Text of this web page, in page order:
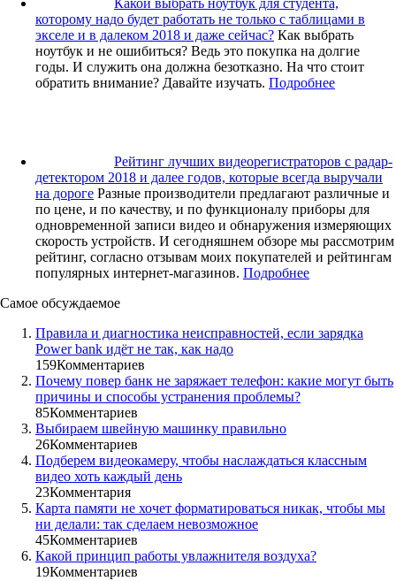
Какой выбрать ноутбук для студента,
которому надо будет работать не только с таблицами в
экселе и в далеком 2018 и даже сейчас? Как выбрать
ноутбук и не ошибиться? Ведь это покупка на долгие
годы. И служить она должна безотказно. На что стоит
обратить внимание? Давайте изучать. Подробнее
Рейтинг лучших видеорегистраторов с радар-
детектором 2018 и далее годов, которые всегда выручали
на дороге Разные производители предлагают различные и
по цене, и по качеству, и по функционалу приборы для
одновременной записи видео и обнаружения измеряющих
скорость устройств. И сегодняшнем обзоре мы рассмотрим
рейтинг, согласно отзывам моих покупателей и рейтингам
популярных интернет-магазинов. Подробнее
Самое обсуждаемое
Правила и диагностика неисправностей, если зарядка
Power bank идёт не так, как надо
159Комментариев
Почему повер банк не заряжает телефон: какие могут быть
причины и способы устранения проблемы?
85Комментариев
Выбираем швейную машинку правильно
26Комментариев
Подберем видеокамеру, чтобы наслаждаться классным
видео хоть каждый день
23Комментария
Карта памяти не хочет форматироваться никак, чтобы мы
ни делали: так сделаем невозможное
45Комментариев
Какой принцип работы увлажнителя воздуха?
19Комментариев